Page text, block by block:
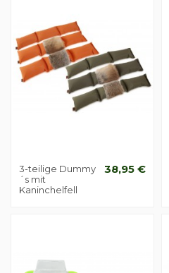
3-teilige Dummy
´s mit
Kaninchelfell
38,95 €